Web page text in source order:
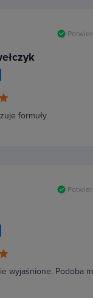
formuły
wyjaśnione. Podoba